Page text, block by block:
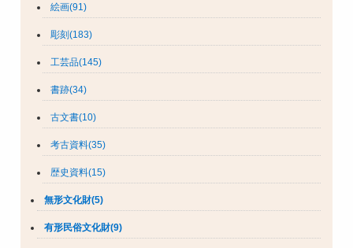
絵画(91)
彫刻(183)
工芸品(145)
書跡(34)
古文書(10)
考古資料(35)
歴史資料(15)
無形文化財(5)
有形民俗文化財(9)